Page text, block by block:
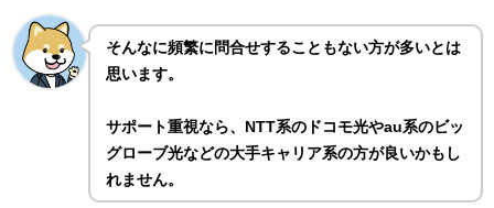
そんなに頻繁に問合せすることもない方が多いとは
思います。
サポート重視なら、NTT系のドコモ光やau系のビッ
グローブ光などの大手キャリア系の方が良いかもし
れません。